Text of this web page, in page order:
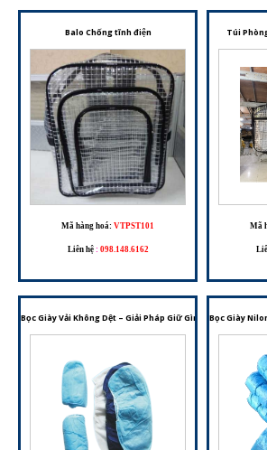
Balo Chống tĩnh điện
Mã hàng hoá: VTPST101
Liên hệ : 098.148.6162
Túi
Mã
Bọc Giày Vải Không Dệt – Giải Pháp Giữ Gìn Vệ Sinh Cho
Bọc Giày